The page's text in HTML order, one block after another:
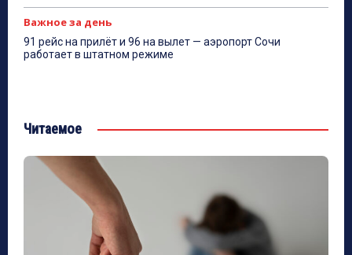
Важное за день
91 рейс на прилёт и 96 на вылет — аэропорт Сочи
работает в штатном режиме
Читаемое